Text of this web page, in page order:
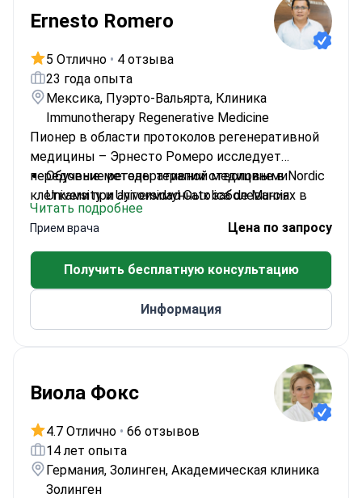
Ernesto Romero
5 Отлично • 4 отзыва
23 года опыта
Мексика, Пуэрто-Вальярта, Клиника
Immunotherapy Regenerative Medicine
Пионер в области протоколов регенеративной
медицины – Эрнесто Ромеро исследует
передовые методы терапии стволовыми
клетками при аутоиммунных заболеваниях в
Immunotherapy Regenerative Medicine.
Обучение регенеративной медицине в Nordic
University и Universidad Catolica de Murcia
Основатель биотехнологического института
Bioplenum S.A de C.V
Проводит клинические исследования терапии
стволовыми клетками при хронических
заболеваниях
Представитель ведущих биотехнологических
компаний в Латинской Америке
иммуномодулирующему лечению пациентов
с ВИЧ
Читать подробнее
Прием врача Цена по запросу
Получить бесплатную консультацию
Информация
Виола Фокс
4.7 Отлично • 66 отзывов
14 лет опыта
Германия, Золинген, Академическая клиника
Золинген